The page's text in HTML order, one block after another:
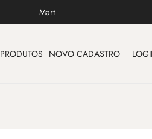
Mart
PRODUTOS NOVO CADASTRO